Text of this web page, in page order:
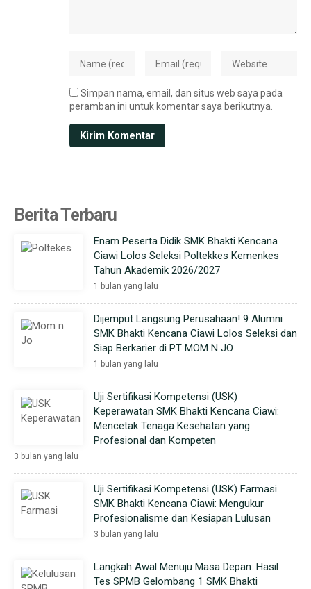
Simpan nama, email, dan situs web saya pada
peramban ini untuk komentar saya berikutnya.
Berita Terbaru
Enam Peserta Didik SMK Bhakti Kencana
Ciawi Lolos Seleksi Poltekkes Kemenkes
Tahun Akademik 2026/2027
1 bulan yang lalu
Dijemput Langsung Perusahaan! 9 Alumni
SMK Bhakti Kencana Ciawi Lolos Seleksi dan
Siap Berkarier di PT MOM N JO
1 bulan yang lalu
Uji Sertifikasi Kompetensi (USK)
Keperawatan SMK Bhakti Kencana Ciawi:
Mencetak Tenaga Kesehatan yang
Profesional dan Kompeten
3 bulan yang lalu
Uji Sertifikasi Kompetensi (USK) Farmasi
SMK Bhakti Kencana Ciawi: Mengukur
Profesionalisme dan Kesiapan Lulusan
3 bulan yang lalu
Langkah Awal Menuju Masa Depan: Hasil
Tes SPMB Gelombang 1 SMK Bhakti